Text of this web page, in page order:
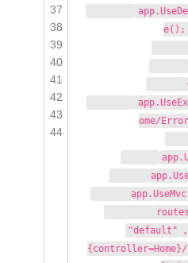
37
38
39
40
41
42
43
44
ome/
"default"